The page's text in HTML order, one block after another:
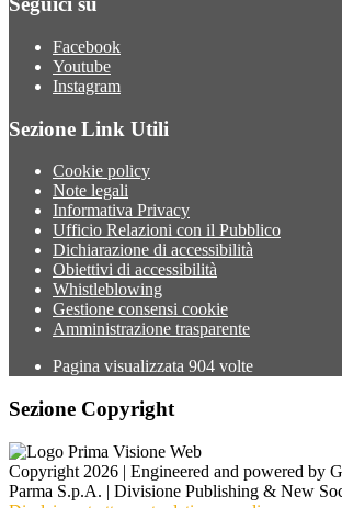
Facebook
Youtube
Instagram
Sezione Link Utili
Cookie policy
Note legali
Informativa Privacy
Ufficio Relazioni con il Pubblico
Dichiarazione di accessibilità
Obiettivi di accessibilità
Whistleblowing
Gestione consensi cookie
Amministrazione trasparente
Pagina visualizzata 904 volte
Sezione Copyright
Copyright 2026 | Engineered and powered by
Parma S.p.A. | Divisione Publishing & New